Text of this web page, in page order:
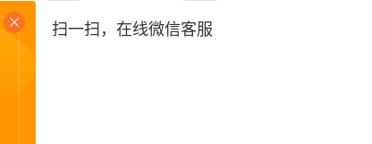
扫一扫，在线微信客服